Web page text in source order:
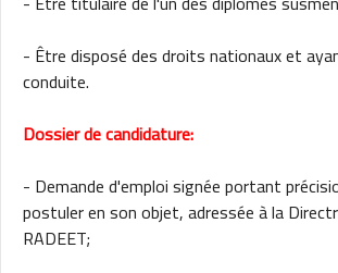
- Être disposé des droits nationaux et
conduite.
Dossier de candidature:
- Demande d'emploi signée portant
postuler en son objet, adressée à la
RADEET;